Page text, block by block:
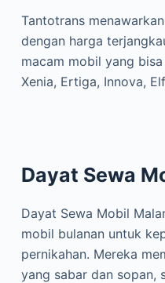
Tantotrans
dengan harga
macam mobil yang
Xenia, Ertiga, Innova,
Dayat Sewa
Dayat Sewa Mobil
mobil bulanan untuk
pernikahan. Mereka
yang sabar dan sopan,